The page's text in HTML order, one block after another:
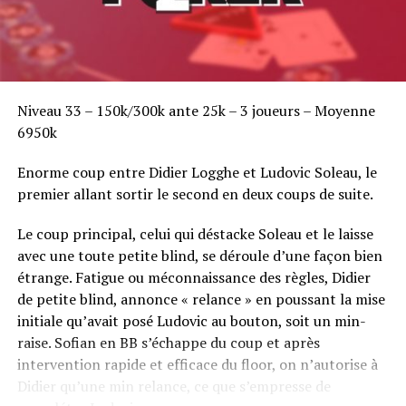
Theo Jorgensen – 1169k
Déjà vainqueur ici en 2010,Theo Jorgensenest un pro
apprécié et reconnuque l’on ne présente plus. « J’espère
qu’il va gagner », nous disait Jérôme Douieb, bubble-boy
de la TF. Très à l’aise en table, le Danois a donc charmé
de nombreux joueurs tricolores… Ancien croupier,
Jorgensen a le métier nécessaire et les nerfs pour
Niveau 33 – 150k/300k ante 25k – 3 joueurs – Moyenne
6950k
Enorme coup entre Didier Logghe et Ludovic Soleau, le
premier allant sortir le second en deux coups de suite.
Le coup principal, celui qui déstacke Soleau et le laisse
avec une toute petite blind, se déroule d’une façon bien
étrange. Fatigue ou méconnaissance des règles, Didier
de petite blind, annonce « relance » en poussant la mise
initiale qu’avait posé Ludovic au bouton, soit un min-
raise. Sofian en BB s’échappe du coup et après
intervention rapide et efficace du floor, on n’autorise à
Didier qu’une min relance, ce que s’empresse de